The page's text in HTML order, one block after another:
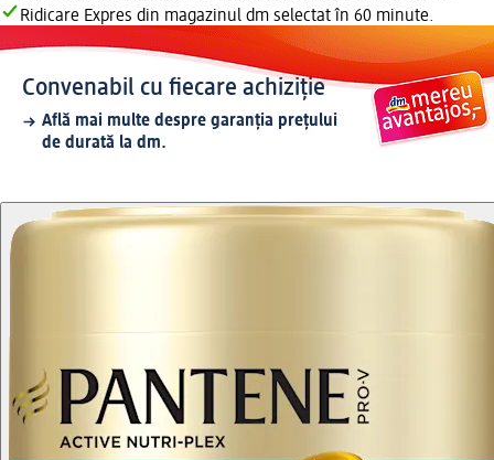
Ridicare Expres din magazinul dm selectat în 60 minute.
Convenabil cu fiecare achiziție
Află mai multe despre garanția prețului
de durată la dm.